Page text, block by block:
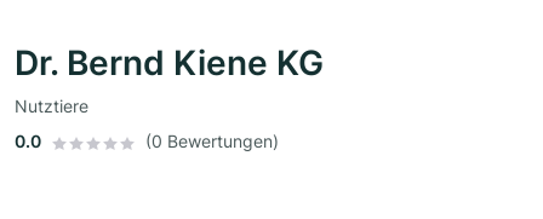
Dr. Bernd Kiene KG
Nutztiere
0.0
(0 Bewertungen)